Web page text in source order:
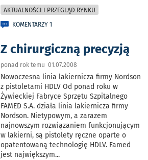
AKTUALNOŚCI I PRZEGLĄD RYNKU
KOMENTARZY 1
Z chirurgiczną precyzją
ponad rok temu 01.07.2008
Nowoczesna linia lakiernicza firmy Nordson
z pistoletami HDLV Od ponad roku w
Żywieckiej Fabryce Sprzętu Szpitalnego
FAMED S.A. działa linia lakiernicza firmy
Nordson. Nietypowym, a zarazem
najnowszym rozwiązaniem funkcjonującym
w lakierni, są pistolety ręczne oparte o
opatentowaną technologię HDLV. Famed
jest największym...